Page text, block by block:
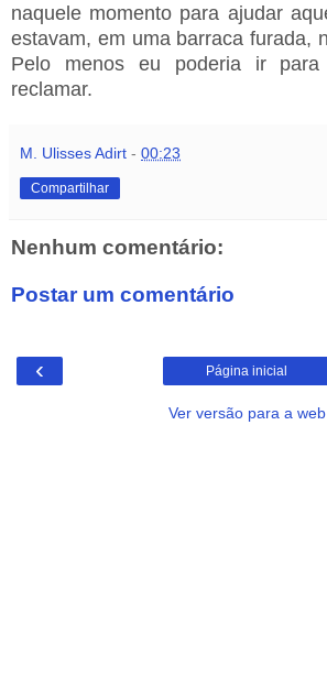
naquele momento para ajudar
estavam, em uma barraca furada,
Pelo menos eu poderia ir
reclamar.
M. Ulisses Adirt - 00:23
Compartilhar
Nenhum comentário:
Postar um comentário
‹ Página inicial
Ver versão para a web